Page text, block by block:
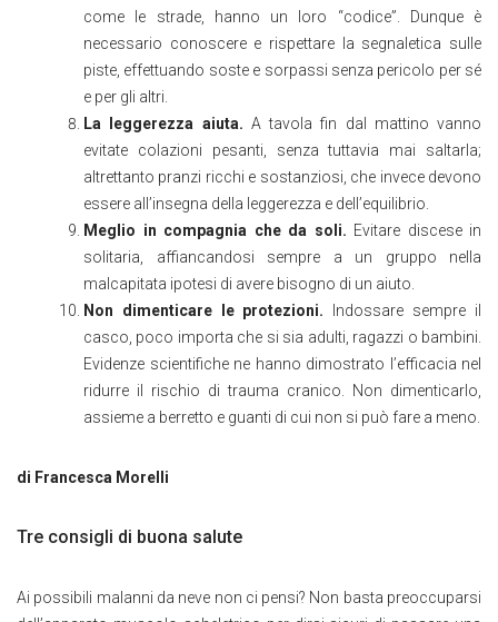
come le strade, hanno un loro “codice”. Dunque è
necessario conoscere e rispettare la segnaletica sulle
piste, effettuando soste e sorpassi senza pericolo per sé
e per gli altri.
La leggerezza aiuta. A tavola fin dal mattino vanno
evitate colazioni pesanti, senza tuttavia mai saltarla;
altrettanto pranzi ricchi e sostanziosi, che invece devono
essere all’insegna della leggerezza e dell’equilibrio.
Meglio in compagnia che da soli. Evitare discese in
solitaria, affiancandosi sempre a un gruppo nella
malcapitata ipotesi di avere bisogno di un aiuto.
Non dimenticare le protezioni.
Indossare sempre il
casco, poco importa che si sia adulti, ragazzi o bambini.
Evidenze scientifiche ne hanno dimostrato l’efficacia nel
ridurre il rischio di trauma cranico. Non dimenticarlo,
assieme a berretto e guanti di cui non si può fare a meno.
di Francesca Morelli
Tre consigli di buona salute
Ai possibili malanni da neve non ci pensi? Non basta preoccuparsi